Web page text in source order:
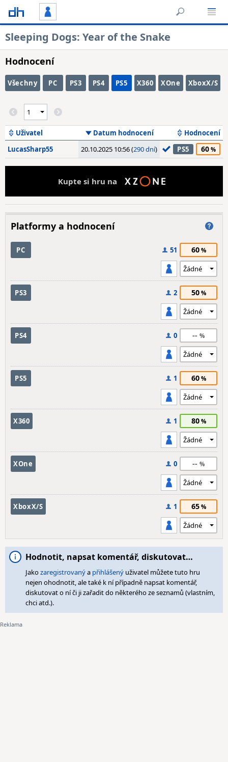
Sleeping Dogs: Year of the Snake
Hodnocení
Všechny PC PS3 PS4 PS5 X360 XOne XboxX/S
Uživatel Datum hodnocení
Hodnocení
LucasSharp55
20.10.2025 10:56 (290 dní) PS5 60
Kupte si hru na
Platformy a hodnocení
PC 51 60
PS3 2 50
PS4 0 --
PS5 1 60
X360 1 80
XOne 0 --
XboxX/S 1 65
Hodnotit, napsat komentář, diskutovat…
Jakozaregistrovanýa přihlášený uživatel můžete tuto hru
nejen ohodnotit, ale také k ní případně napsat komentář,
diskutovat o ní či ji zařadit do některého ze seznamů (vlastním,
chci atd.).